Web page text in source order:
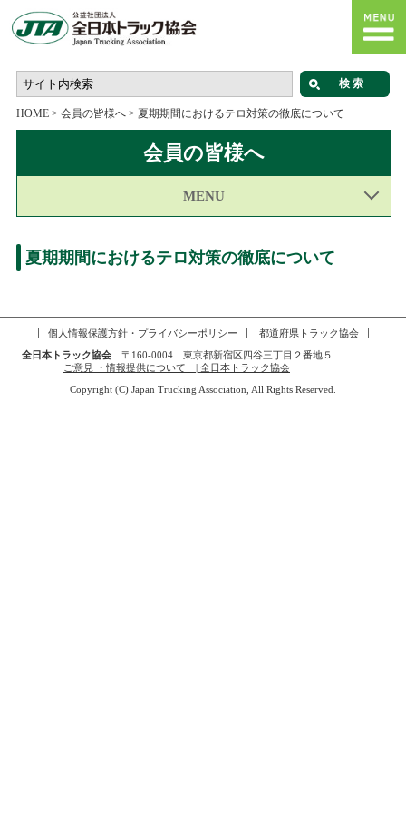
HOME> 会員の皆様へ> 夏期期間におけるテロ対策の徹底について
会員の皆様へ
MENU
夏期期間におけるテロ対策の徹底について
個人情報保護方針・プライバシーポリシー
都道府県トラック協会
全日本トラック協会〒160-0004 東京都新宿区四谷三丁目２番地５
ご意見 ・情報提供について | 全日本トラック協会
Copyright (C) Japan Trucking Association, All Rights Reserved.